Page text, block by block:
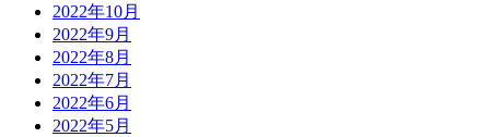
2022年10月
2022年9月
2022年8月
2022年7月
2022年6月
2022年5月